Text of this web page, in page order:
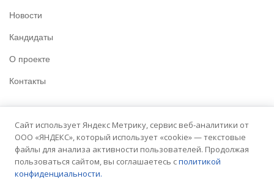
Новости
Кандидаты
О проекте
Контакты
Политика конфиденциальности
Условия использования
Сайт университета
Сайт использует Яндекс Метрику, сервис веб-аналитики от
ООО «ЯНДЕКС», который использует «cookie» — текстовые
файлы для анализа активности пользователей. Продолжая
пользоваться сайтом, вы соглашаетесь сполитикой
конфиденциальности.